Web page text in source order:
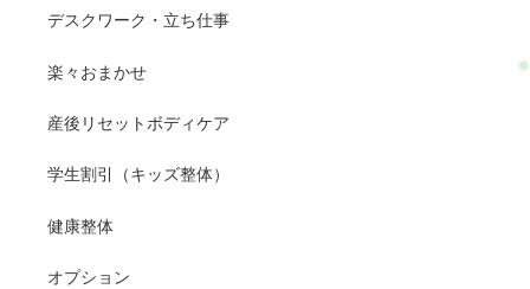
デスクワーク・立ち仕事
楽々おまかせ
産後リセットボディケア
学生割引（キッズ整体）
健康整体
オプション